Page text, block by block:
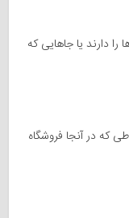
دارند یا جاهایی که
که در آنجا فروشگاه